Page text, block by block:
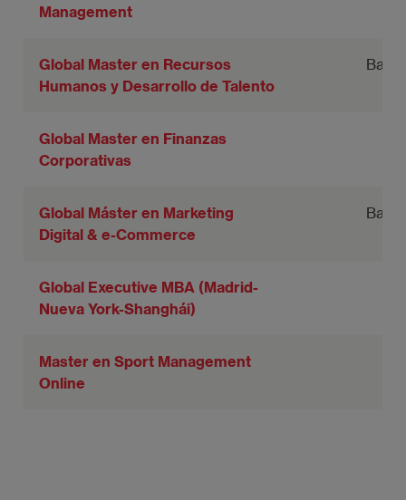
Management
Global Master en Recursos
Humanos y Desarrollo de Talento
Global Master en Finanzas
Corporativas
Global Máster en Marketing
Digital & e-Commerce
Global Executive MBA (Madrid-
Nueva York-Shanghái)
Master en Sport Management
Online